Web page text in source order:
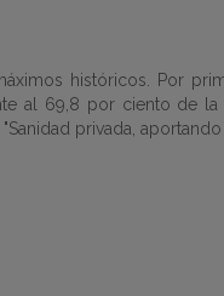
históricos. Por
al 69,8 por ciento de
privada,